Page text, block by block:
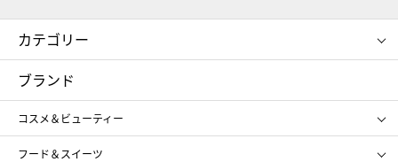
カテゴリー
コスメ＆ビューティー
ギフト
レディース
メンズ
スポーツ・アウトドア
ブランド
コスメ＆ビューティー
SHISEIDO
フード＆スイーツ